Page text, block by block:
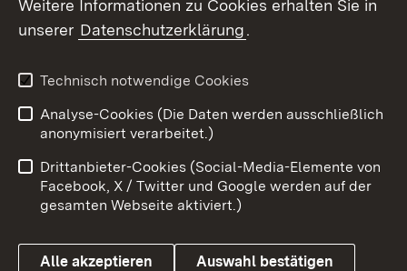
X / Twitter
Youtube
Impressum
Kontakt
Barrierefreiheit
Datenschutz
Cookies
Weitere Informationen zu Cookies erhalten Sie in
unserer Datenschutzerklärung.
Technisch notwendige Cookies
Analyse-Cookies (Die Daten werden ausschließlich
anonymisiert verarbeitet.)
Drittanbieter-Cookies (Social-Media-Elemente von
Facebook, X / Twitter und Google werden auf der
gesamten Webseite aktiviert.)
Alle akzeptieren Auswahl bestätigen